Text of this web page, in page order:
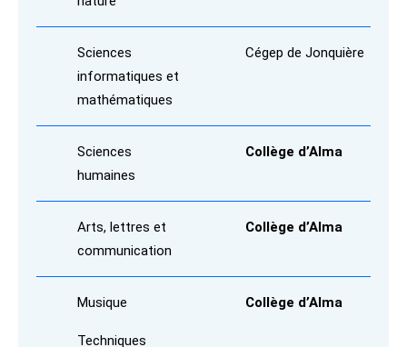
Sciences
informatiques et
mathématiques
Cégep de Jonquière
Sciences
humaines
Collège d’Alma
Arts, lettres et
communication
Collège d’Alma
Musique
Techniques
Collège d’Alma